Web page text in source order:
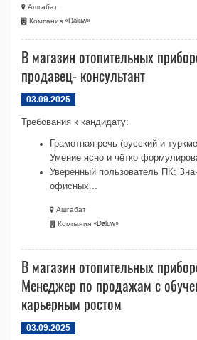
Ашгабат
Компания «Daluw»
В магазин отопительных
продавец- консультант
03.09.2025
Требования к кандидату:
Грамотная речь (русский и
Умение ясно и чётко
Уверенный пользователь ПК:
офисных...
Ашгабат
Компания «Daluw»
В магазин отопительных
Менеджер по продажам с
карьерным ростом
03.09.2025